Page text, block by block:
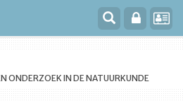
ONDERZOEK IN DE NATUURKUNDE